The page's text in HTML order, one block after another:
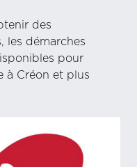
des
les démarches
pour
à Créon et plus